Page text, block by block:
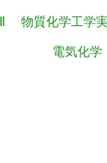
物質化学工学
電気化学